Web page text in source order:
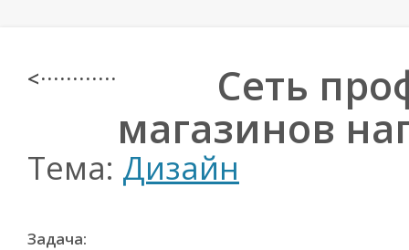
< · · · · · · · · · · · · Сеть
магазинов
Тема: Дизайн
Задача: